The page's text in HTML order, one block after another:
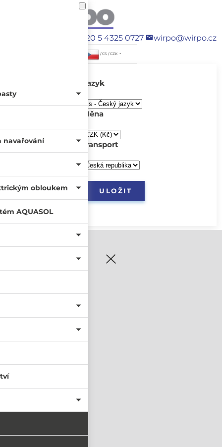
+420 5 4325 0727 wirpo@wirpo.cz
/ CS / CZK
Jazyk
Měna
transport
PŘIHLÁSIT SE
nastavit nové heslo
navařování
obloukem
AQUASOL